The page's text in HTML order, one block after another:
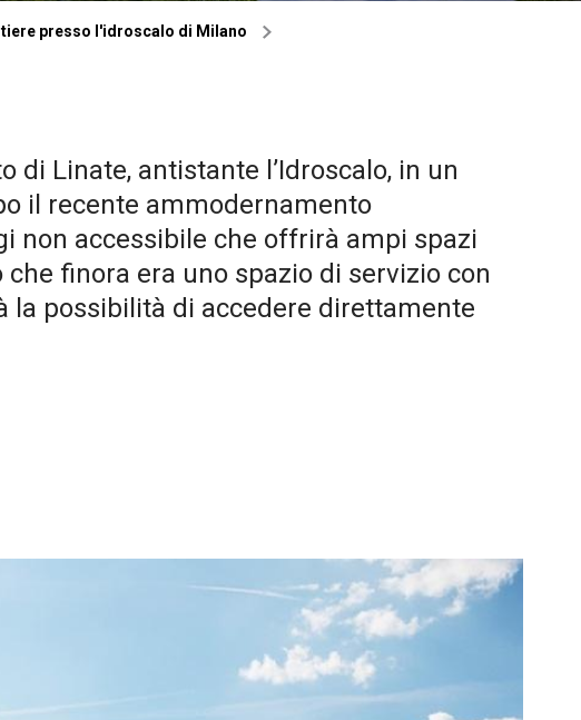
presso l'idroscalo di Milano
Linate, antistante l’Idroscalo, in un
il recente ammodernamento
non accessibile che offrirà ampi spazi
finora era uno spazio di servizio con
la possibilità di accedere direttamente